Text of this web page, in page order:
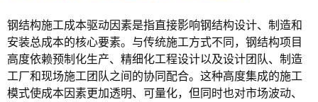
钢结构施工成本驱动因素是指直接影响钢结构设计、制造和
安装总成本的核心要素。与传统施工方式不同，钢结构项目
高度依赖预制化生产、精细化工程设计以及设计团队、制造
工厂和现场施工团队之间的协同配合。这种高度集成的施工
模式使成本因素更加透明、可量化，但同时也对市场波动、